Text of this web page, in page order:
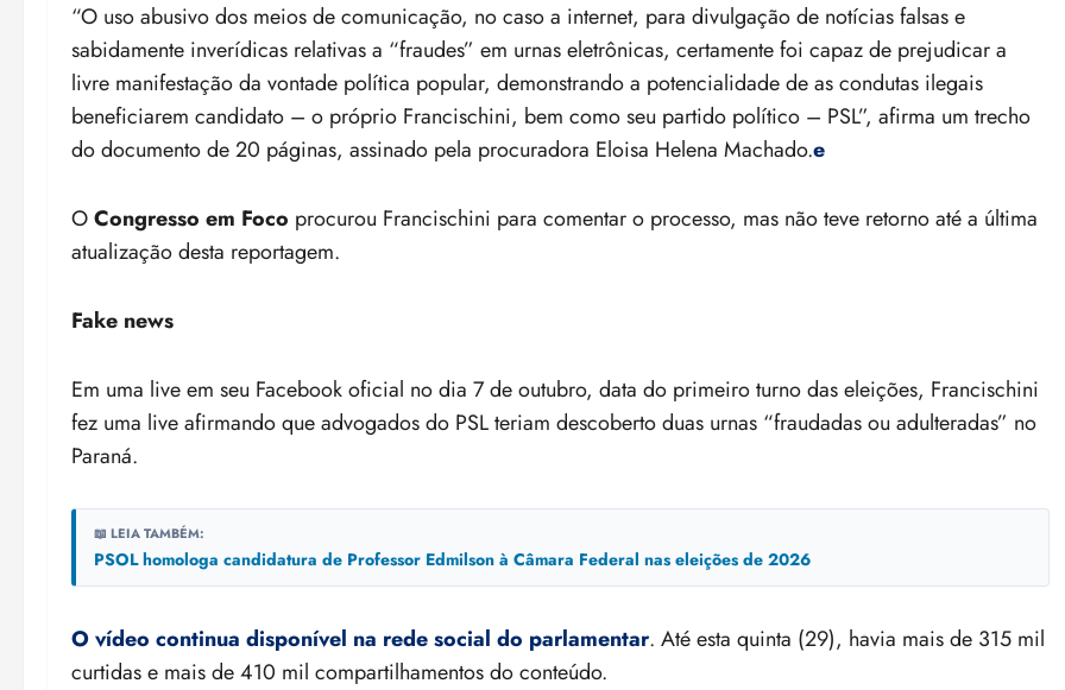
“O uso abusivo dos meios de comunicação, no caso a internet, para divulgação de notícias falsas e
sabidamente inverídicas relativas a “fraudes” em urnas eletrônicas, certamente foi capaz de prejudicar a
livre manifestação da vontade política popular, demonstrando a potencialidade de as condutas ilegais
beneficiarem candidato – o próprio Francischini, bem como seu partido político – PSL”, afirma um trecho
do documento de 20 páginas, assinado pela procuradora Eloisa Helena Machado.e
OCongresso em Foco procurou Francischini para comentar o processo, mas não teve retorno até a última
atualização desta reportagem.
Fake news
Em uma live em seu Facebook oficial no dia 7 de outubro, data do primeiro turno das eleições, Francischini
fez uma live afirmando que advogados do PSL teriam descoberto duas urnas “fraudadas ou adulteradas” no
Paraná.
📖 LEIA TAMBÉM:
PSOL homologa candidatura de Professor Edmilson à Câmara Federal nas eleições de 2026
O vídeo continua disponível na rede social do parlamentar. Até esta quinta (29), havia mais de 315 mil
curtidas e mais de 410 mil compartilhamentos do conteúdo.